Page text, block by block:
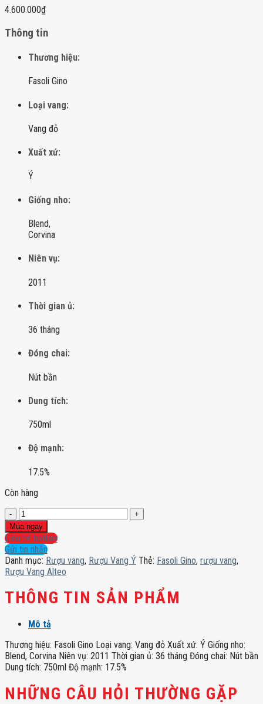
4.600.000₫
Thông tin
Thương hiệu:
Fasoli Gino
Loại vang:
Vang đỏ
Xuất xứ:
Ý
Giống nho:
Blend,
Corvina
Niên vụ:
2011
Thời gian ủ:
36 tháng
Đóng chai:
Nút bần
Dung tích:
750ml
Độ mạnh:
17.5%
Còn hàng
Rượu
Vang
Alteo
số
lượng
Mua ngay
Liên hệ hotline
Gửi tin nhắn
Danh mục: Rượu vang, Rượu Vang Ý Thẻ: Fasoli Gino, rượu vang,
Rượu Vang Alteo
THÔNG TIN SẢN PHẨM
Mô tả
Thương hiệu: Fasoli Gino Loại vang: Vang đỏ Xuất xứ: Ý Giống nho:
Blend, Corvina Niên vụ: 2011 Thời gian ủ: 36 tháng Đóng chai: Nút bần
Dung tích: 750ml Độ mạnh: 17.5%
NHỮNG CÂU HỎI THƯỜNG GẶP